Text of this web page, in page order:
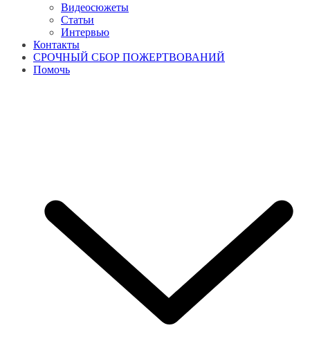
Видеосюжеты
Статьи
Интервью
Контакты
СРОЧНЫЙ СБОР ПОЖЕРТВОВАНИЙ
Помочь